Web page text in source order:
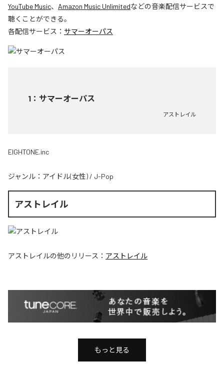
YouTube Music、 Amazon Music Unlimitedなどの音楽配信サービスで
聴くことができる。
各配信サービス： サマーオーパス
1 ： サマーオーパス
アストレイル
EIGHTONE.inc
ジャンル： アイドル(女性) / J-Pop
アストレイル
アストレイルの他のリリース： アストレイル
もっと見る